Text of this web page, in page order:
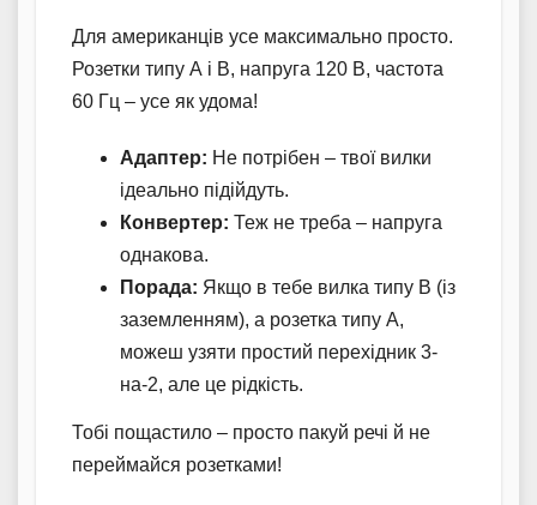
Для американців усе максимально просто.
Розетки типу А і В, напруга 120 В, частота
60 Гц – усе як удома!
Адаптер: Не потрібен – твої вилки
ідеально підійдуть.
Конвертер: Теж не треба – напруга
однакова.
Порада: Якщо в тебе вилка типу В (із
заземленням), а розетка типу А,
можеш узяти простий перехідник 3-
на-2, але це рідкість.
Тобі пощастило – просто пакуй речі й не
переймайся розетками!